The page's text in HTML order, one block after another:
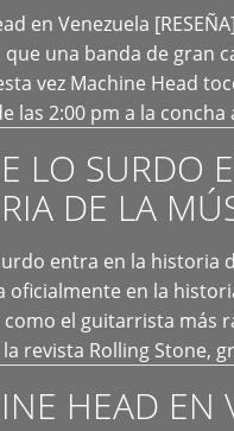
en Venezuela
una banda de gran
vez Machine Head
las 2:00 pm a la concha
LO SURDO
DE LA
entra en la historia
oficialmente en la
el guitarrista más
revista Rolling Stone,
HEAD EN